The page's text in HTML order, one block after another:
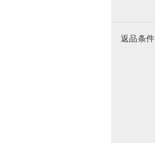
返品条件